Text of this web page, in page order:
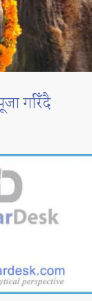
गरिँदै